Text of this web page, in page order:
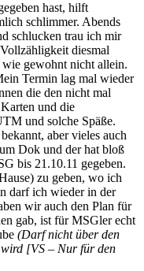
hast, hilft
schlimmer. Abends
schlucken trau ich mir
diesmal
gewohnt nicht allein.
Termin lag mal wieder
die den nicht mal
und die
und solche Späße.
aber vieles auch
Dok und der hat bloß
bis 21.10.11 gegeben.
zu geben, wo ich
darf ich wieder in der
wir auch den Plan für
gab, ist für MSGler echt
(Darf nicht über den
[VS – Nur für den